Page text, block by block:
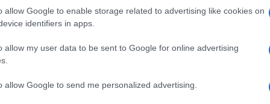
allow Google to enable storage related to advertising like cookies on
identifiers in apps.
allow my user data to be sent to Google for online advertising
allow Google to send me personalized advertising.
2020
acaba de presentar en Suiza un nuevo asistente electrónico
no se limitará en advertir al conductor cuando éste
una parada para recuperar fuerzas, también puede